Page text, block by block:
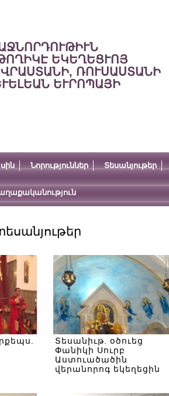
ԵԿԵՂԵՑՒՈՅ
ՌՈՒՍԱՍՏԱՆԻ
ԵՒՐՈՊԱՅԻ
Նորություններ Տեսանյութեր
Տեսանիւթ. օծուեց
Փանիկի Սուրբ
Աստուածածին
վերանորոգ եկեղեցին